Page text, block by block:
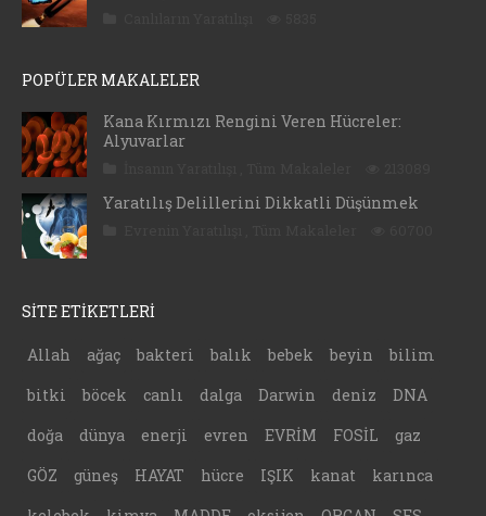
POPÜLER MAKALELER
Kana Kırmızı Rengini Veren Hücreler:
Alyuvarlar
Yaratılış Delillerini Dikkatli Düşünmek
SİTE ETİKETLERİ
Allah ağaç bakteri balık bebek beyin
bilim
bitki
böcek canlı dalga Darwin deniz
DNA
doğa
dünya enerji evren EVRİM FOSİL
gaz
GÖZ
güneş HAYAT hücre IŞIK kanat
karınca